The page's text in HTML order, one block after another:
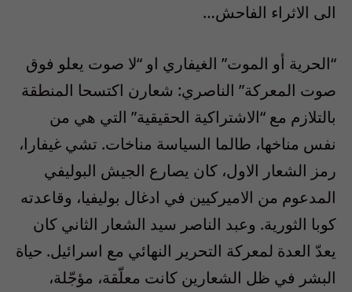
الى الاثراء الفاحش…
“الحرية أو الموت” الغيفاري او “لا صوت يعلو فوق
صوت المعركة” الناصري: شعارن اكتسحا المنطقة
بالتلازم مع “الاشتراكية الحقيقية” التي هي من
نفس مناخها، طالما السياسة مناخات. تشي غيفارا،
رمز الشعار الاول، كان يصارع الجيش البوليفي
المدعوم من الاميركيين في ادغال بوليفيا، وقاعدته
كوبا الثورية. وعبد الناصر سيد الشعار الثاني كان
يعدّ العدة لمعركة التحرير النهائي مع اسرائيل. حياة
البشر في ظل الشعارين كانت معلّقة، مؤجّلة،